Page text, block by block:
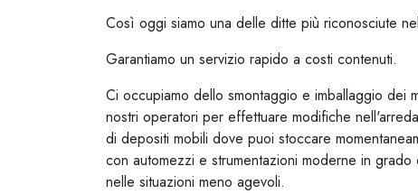
Così oggi siamo una delle ditte più riconosciute
Garantiamo un servizio rapido a costi contenuti.
Ci occupiamo dello smontaggio e imballaggio dei
nostri operatori per effettuare modifiche
di depositi mobili dove puoi stoccare
con automezzi e strumentazioni moderne in
nelle situazioni meno agevoli.